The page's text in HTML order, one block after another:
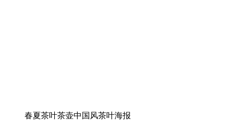
春夏茶叶茶壶中国风茶叶海报